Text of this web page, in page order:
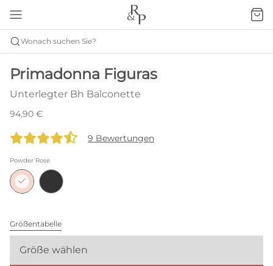
Wonach suchen Sie?
Primadonna Figuras
Unterlegter Bh Balconette
94,90 €
9 Bewertungen
Powder Rose
Größentabelle
Größe wählen